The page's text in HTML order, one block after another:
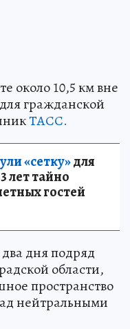
около 10,5 км вне
гражданской
ТАСС.
«сетку»для
лет тайно
гостей
дня подряд
области,
пространство
нейтральными